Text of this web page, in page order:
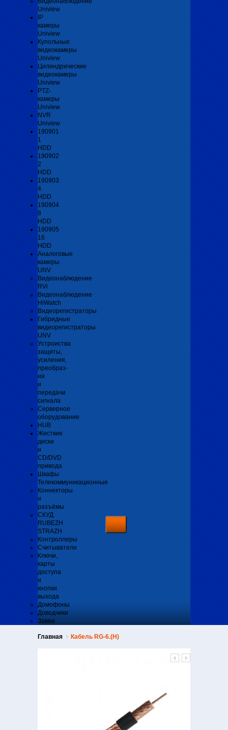
Uniview
IP
камеры
Uniview
Купольные
видеокамеры
Uniview
Цилиндрические
видеокамеры
Uniview
PTZ-
камеры
Uniview
NVR
Uniview
190901
1
HDD
190902
2
HDD
190903
4
HDD
190904
8
HDD
190905
16
HDD
Аналоговые
камеры
UNV
Видеонаблюдение
RVi
Видеонаблюдение
HiWatch
Видеорегистраторы
Гибридные
видеорегистраторы
UNV
Устроиства
защиты,
усиления,
преобраз-
ия
и
передачи
сигнала
Серверное
оборудование
HUB
Жесткие
диски
и
CD/DVD
привода
Шкафы
Телекоммуникационные
Коннекторы
и
разъёмы
СКУД
RUBEZH
STRAZH
Контроллеры
Считыватели
Ключи,
карты
доступа
и
кнопки
выхода
Домофоны
Доводчики
Замки
Главная Кабель RG-6.(Н)